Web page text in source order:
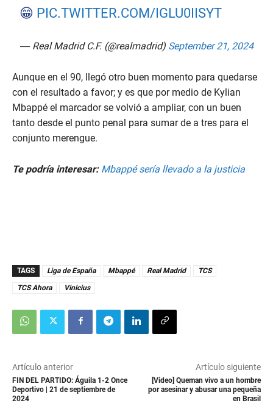
😁 PIC.TWITTER.COM/IGLU0IISYT
— Real Madrid C.F. (@realmadrid) September 21, 2024
Aunque en el 90, llegó otro buen momento para quedarse
con el resultado a favor; y es que por medio de Kylian
Mbappé el marcador se volvió a ampliar, con un buen
tanto desde el punto penal para sumar de a tres para el
conjunto merengue.
Te podría interesar: Mbappé sería llevado a la justicia
TAGS Liga de España Mbappé Real Madrid
TCS
TCS Ahora
Vinicius
Artículo anterior
FIN DEL PARTIDO: Águila 1-2 Once
Deportivo | 21 de septiembre de
2024
Artículo siguiente
[Video] Queman vivo a un hombre
por asesinar y abusar una pequeña
en Brasil